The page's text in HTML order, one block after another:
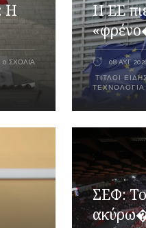
Η
0 ΣΧΌΛΙΑ
Η ΕΕ
08 ΑΥΓ
ΤΊΤΛΟΙ
ΤΕΧΝΟΛΟΓΊΑ
ΣΕΦ: Το